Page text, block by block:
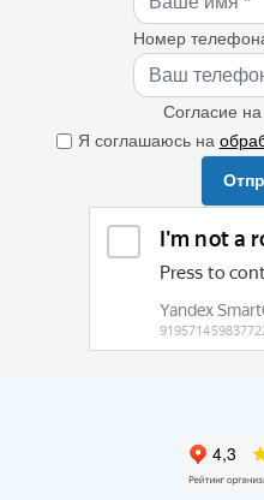
Номер
Согласие
Я соглашаюсь на